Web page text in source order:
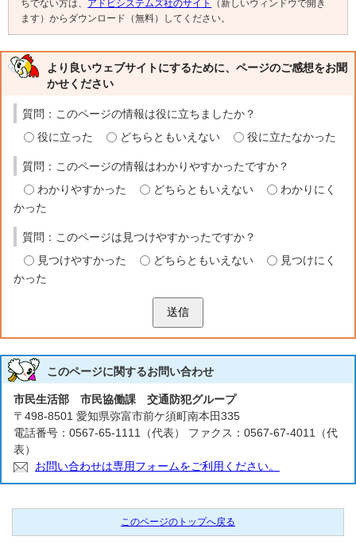
ちでない方は、 アドビシステムズ社のサイト
（新しいウィンドウで開き
ます）からダウンロード（無料）してください。
より良いウェブサイトにするために、ページのご感想をお聞
かせください
質問：このページの情報は役に立ちましたか？
役に立った
どちらともいえない 役に立たなかった
質問：このページの情報はわかりやすかったですか？
わかりやすかった
どちらともいえない
わかりにく
かった
質問：このページは見つけやすかったですか？
見つけやすかった
どちらともいえない
見つけにく
かった
送信
このページに関するお問い合わせ
市民生活部 市民協働課 交通防犯グループ
〒498-8501 愛知県弥富市前ケ須町南本田335
電話番号：0567-65-1111（代表） ファクス：0567-67-4011（代
表）
お問い合わせは専用フォームをご利用ください。
このページのトップへ戻る